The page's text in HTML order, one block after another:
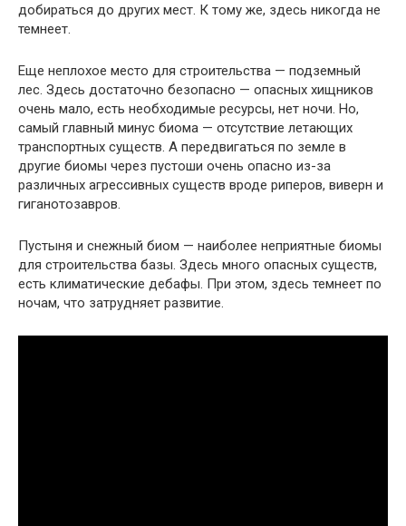
добираться до других мест. К тому же, здесь никогда не
темнеет.
Еще неплохое место для строительства — подземный
лес. Здесь достаточно безопасно — опасных хищников
очень мало, есть необходимые ресурсы, нет ночи. Но,
самый главный минус биома — отсутствие летающих
транспортных существ. А передвигаться по земле в
другие биомы через пустоши очень опасно из-за
различных агрессивных существ вроде риперов, виверн и
гиганотозавров.
Пустыня и снежный биом — наиболее неприятные биомы
для строительства базы. Здесь много опасных существ,
есть климатические дебафы. При этом, здесь темнеет по
ночам, что затрудняет развитие.